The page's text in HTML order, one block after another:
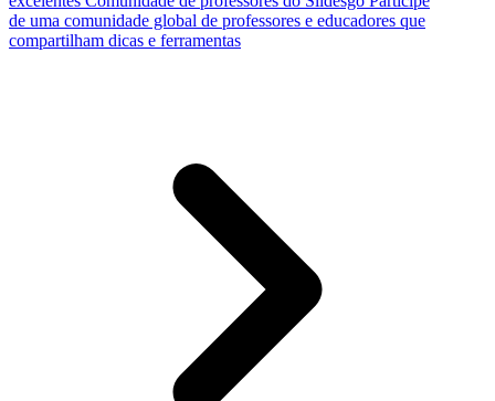
de uma comunidade global de professores e educadores que
compartilham dicas e ferramentas